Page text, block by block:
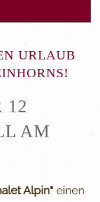
URLAUB
12
AM
Alpin" einen